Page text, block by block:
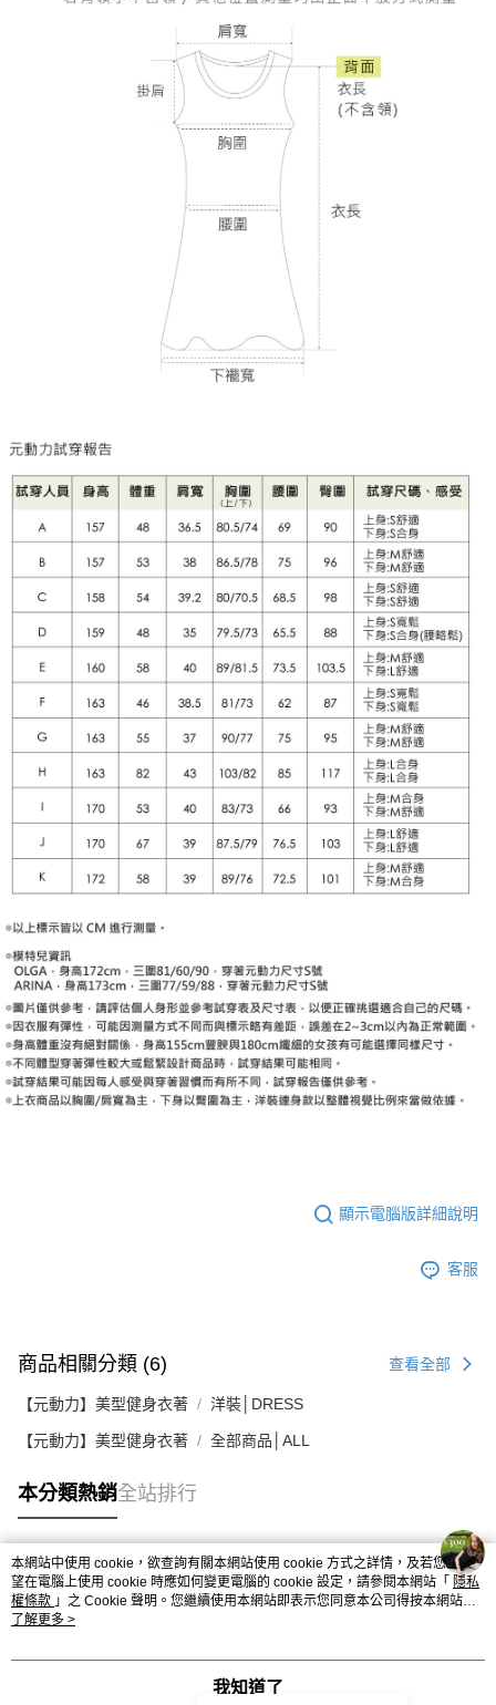
顯示電腦版詳細說明
客服
商品相關分類 (6) 查看全部
【元動力】美型健身衣著 洋裝│DRESS
【元動力】美型健身衣著 全部商品│ALL
本分類熱銷全站排行
熱門標籤
本網站中使用 cookie，欲查詢有關本網站使用 cookie 方式之詳情，及若您不希
望在電腦上使用 cookie 時應如何變更電腦的 cookie 設定，請參閱本網站「 隱私
權條款 」之 Cookie 聲明。您繼續使用本網站即表示您同意本公司得按本網站使
用條款之 Cookie 聲明使用 cookie。
了解更多 >
我知道了